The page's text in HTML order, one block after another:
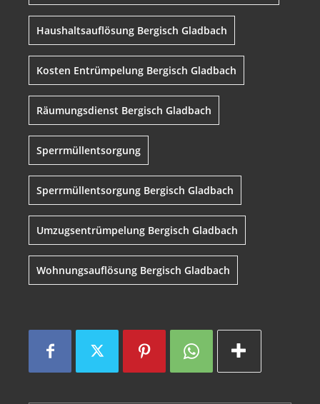
Haushaltsauflösung Bergisch Gladbach
Kosten Entrümpelung Bergisch Gladbach
Räumungsdienst Bergisch Gladbach
Sperrmüllentsorgung
Sperrmüllentsorgung Bergisch Gladbach
Umzugsentrümpelung Bergisch Gladbach
Wohnungsauflösung Bergisch Gladbach